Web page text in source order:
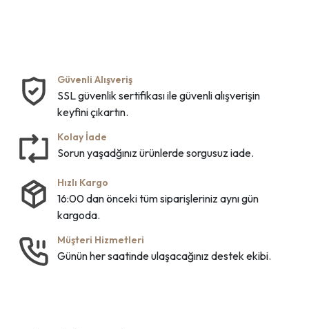
Güvenli Alışveriş
SSL güvenlik sertifikası ile güvenli alışverişin
keyfini çıkartın.
Kolay İade
Sorun yaşadğınız ürünlerde sorgusuz iade.
Hızlı Kargo
16:00 dan önceki tüm siparişleriniz aynı gün
kargoda.
Müşteri Hizmetleri
Günün her saatinde ulaşacağınız destek ekibi.